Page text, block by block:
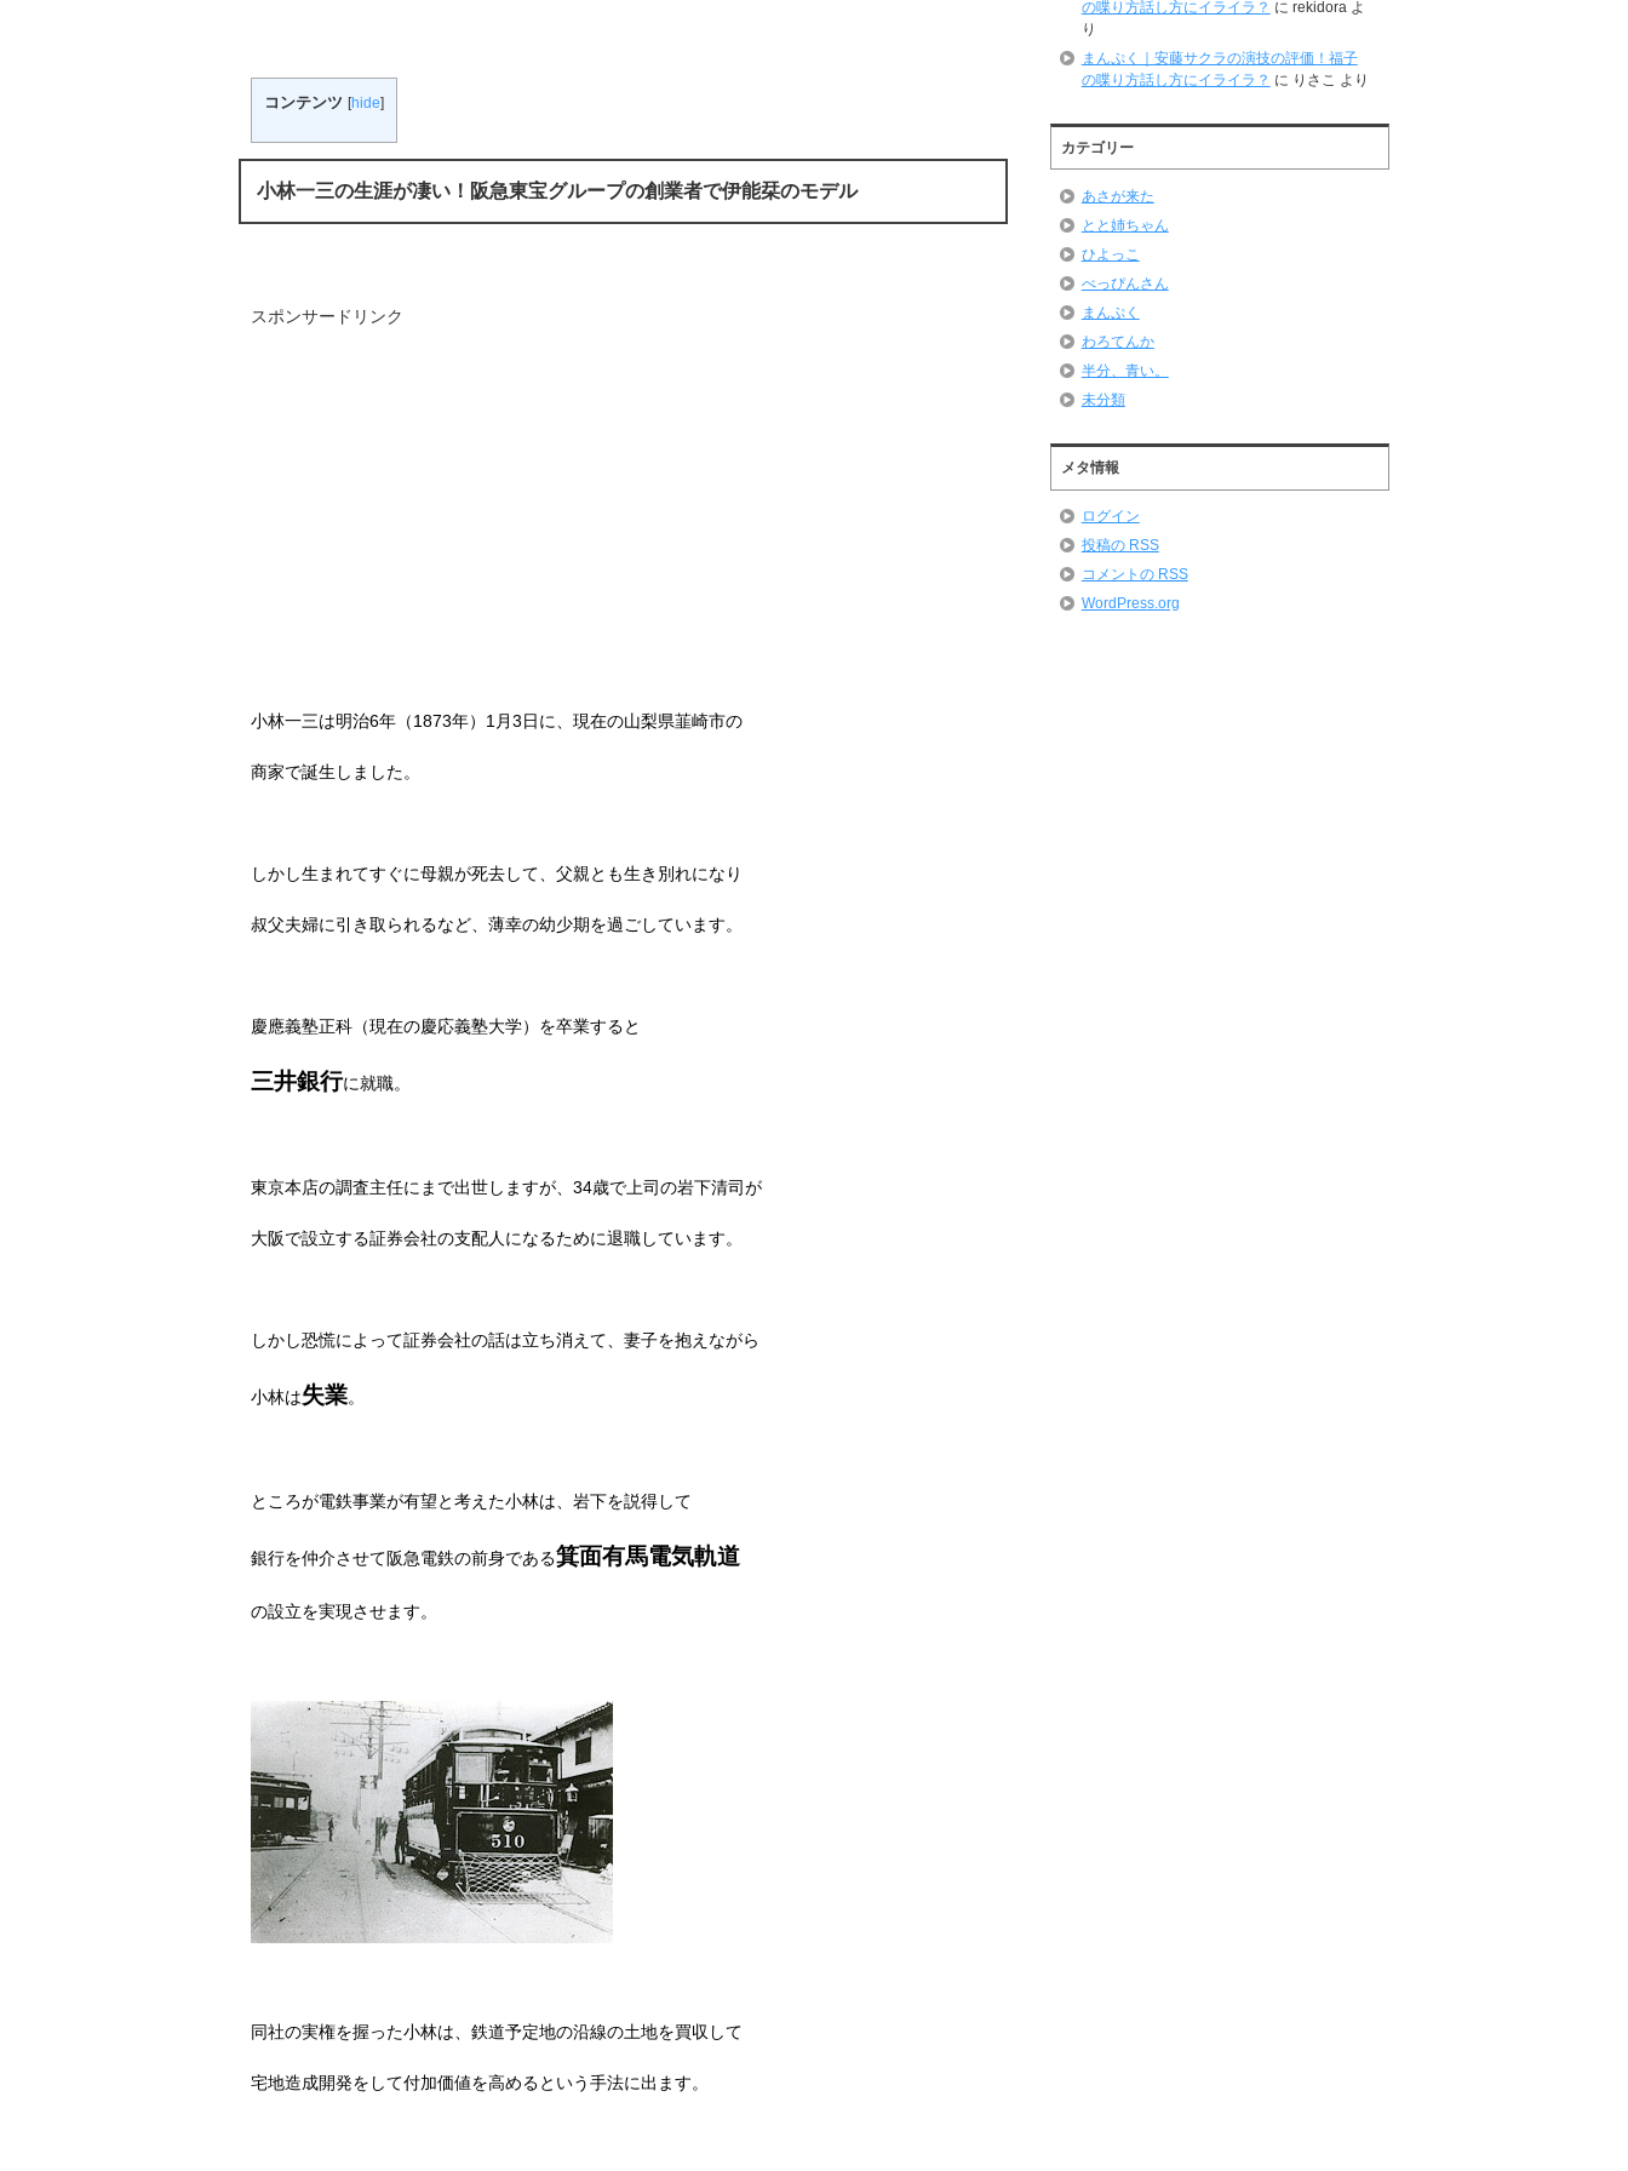
コンテンツ [hide]
小林一三の生涯が凄い！阪急東宝グループの創業者で伊能栞のモデル
スポンサードリンク
小林一三は明治6年（1873年） 1 月3日に、現在の山梨県韮崎市の
商家で誕生しました。
しかし生まれてすぐに母親が死去して、父親とも生き別れになり
叔父夫婦に引き取られるなど、薄幸の幼少期を過ごしています。
慶應義塾正科（現在の慶応義塾大学）を卒業すると
三井銀行に就職。
東京本店の調査主任にまで出世しますが、 34歳で上司の岩下清司が
大阪で設立する証券会社の支配人になるために退職しています。
しかし恐慌によって証券会社の話は立ち消えて、妻子を抱えながら
小林は失業。
ところが電鉄事業が有望と考えた小林は、岩下を説得して
銀行を仲介させて阪急電鉄の前身である箕面有馬電気軌道
の設立を実現させます。
同社の実権を握った小林は、鉄道予定地の沿線の土地を買収して
宅地造成開発をして付加価値を高めるという手法に出ます。
の喋り方話し方にイライラ？ に rekidora よ
り
まんぷく｜安藤サクラの演技の評価！福子
の喋り方話し方にイライラ？ に りさこ より
カテゴリー
あさが来た
とと姉ちゃん
ひよっこ
べっぴんさん
まんぷく
わろてんか
半分、青い。
未分類
メタ情報
ログイン
投稿の RSS
コメントの RSS
WordPress.org